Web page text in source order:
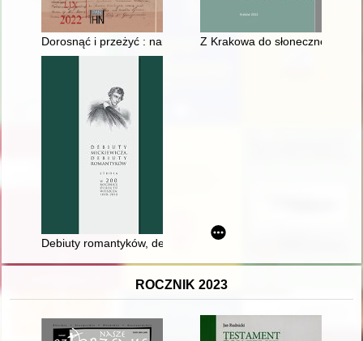
Dorosnąć i przeżyć : narracja dotycząca bezpieczeństwa w
Z Krakowa do słonecznej Italii
Debiuty romantyków, debiuty Mickiewicza : rozpoznania
ROCZNIK 2023